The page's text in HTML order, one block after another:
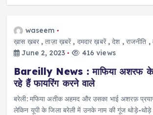
waseem
ख़ास ख़बर ,ताज़ा ख़बरें , दमदार ख़बरें,देश ,राजनीति ,
June 2, 2023
416 views
Bareilly News : माफिया अशरफ के
रहे हैं फायरिंग करने वाले
बरेली: मफिया अतीक अहमद और उसका भाई अशरफ़
लेकिन यूपी के जिला बरेली में उनके नाम की गूंज थोड़े-